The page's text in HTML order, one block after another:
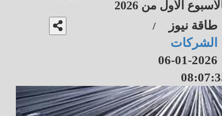
الأول من 2026
طاقة نيوز /
الشركات
2026-01-06